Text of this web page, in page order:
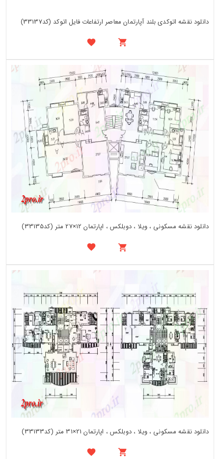
دانلود نقشه اتوکدی بلند آپارتمان معاصر ارتفاعات فایل اتوکد (کد33137)
دانلود نقشه مسکونی ، ویلا ، دوبلکس ، اپارتمان 12×27 متر (کد33135)
دانلود نقشه مسکونی ، ویلا ، دوبلکس ، اپارتمان 21×31 متر (کد33133)